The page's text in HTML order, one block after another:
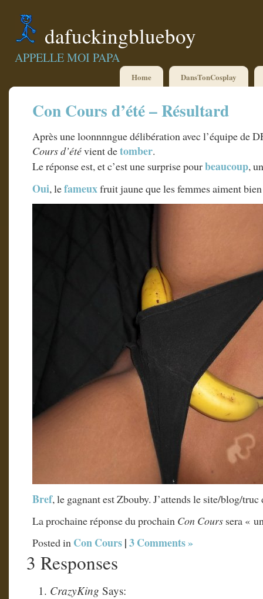
dafuckingblueboy
APPELLE MOI PAPA
Home DansTonCosplay
Con Cours d’été – Résultard
Après une loonnnngue délibération avec l’équipe de
Cours d’étévient detomber.
Le réponse est, et c’est une surprise pourbeaucoup,
Oui, lefameuxfruit jaune que les femmes aiment
Bref, le gagnant est Zbouby. J’attends le site/blog/
La prochaine réponse du prochain Con Cours sera «
Posted in Con Cours|3 Comments »
3 Responses
CrazyKing Says: